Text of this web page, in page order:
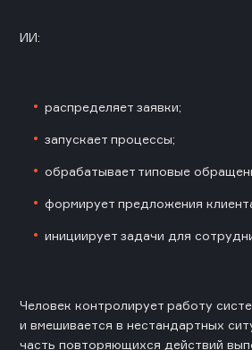
ИИ:
распределяет заявки;
запускает процессы;
обрабатывает типовые
формирует предложения
инициирует задачи для
Человек контролирует работу
и вмешивается в нестандартных
часть повторяющихся действий